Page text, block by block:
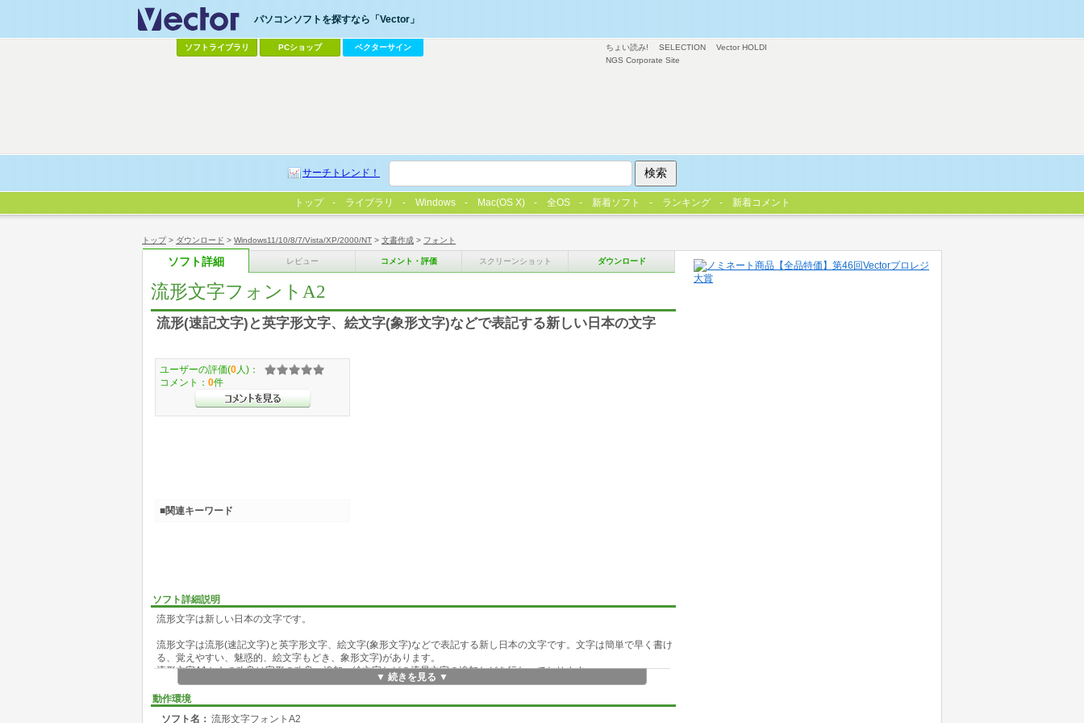
トップ> ダウンロード > Windows11/10/8/7/Vista/XP/2000/NT > 文書作成 > フォント
ソフト詳細 レビュー コメント・評価 スクリーンショット ダウンロード
流形文字フォントA2
流形(速記文字)と英字形文字、絵文字(象形文字)などで表記する新しい日本の文字
ソフト詳細説明
流形文字は新しい日本の文字です。
流形文字は流形(速記文字)と英字形文字、絵文字(象形文字)などで表記する新し日本の文字です。文字は簡単で早く書け
る、覚えやすい、魅惑的、絵文字もどき、象形文字)があります。
流形文字A1からの改良は字形の改良、追加、絵文字などの流星文字の追加などを行なっております。
(1) 流形の長音記号、拗音記号の改良、流星文字の改良と追加
(2) 絵文字(象形文字)の追加はgooブログの2009年10・12月以降の「絵文字もどき」などの追加をいたしております。
(3)その他の記号の追加、と文字型の改良を行っております。
▼ 続きを見る ▼
動作環境
ソフト名： 流形文字フォントA2
ユーザーの評価(0 人)：
コメント： 0件
■関連キーワード
ちょい読み! SELECTION
Vector HOLDI
NGS Corporate Site
パソコンソフトを探すなら「Vector」
ソフトライブラリ PCショップ ベクターサイン
サーチトレンド！
トップ ライブラリ Windows Mac(OS X) 全OS 新着ソフト ランキング 新着コメント